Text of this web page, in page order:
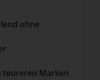
ohne
teureren Marken